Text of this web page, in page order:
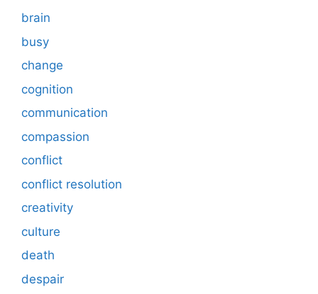
brain
busy
change
cognition
communication
compassion
conflict
conflict resolution
creativity
culture
death
despair